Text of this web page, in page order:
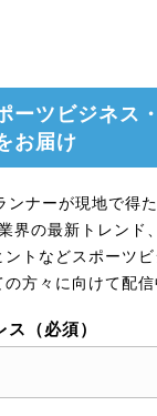
ーツビジネス
お届け
ンナーが現地で得
界の最新トレンド、
ントなどスポーツ
の方々に向けて配信
ス（必須）